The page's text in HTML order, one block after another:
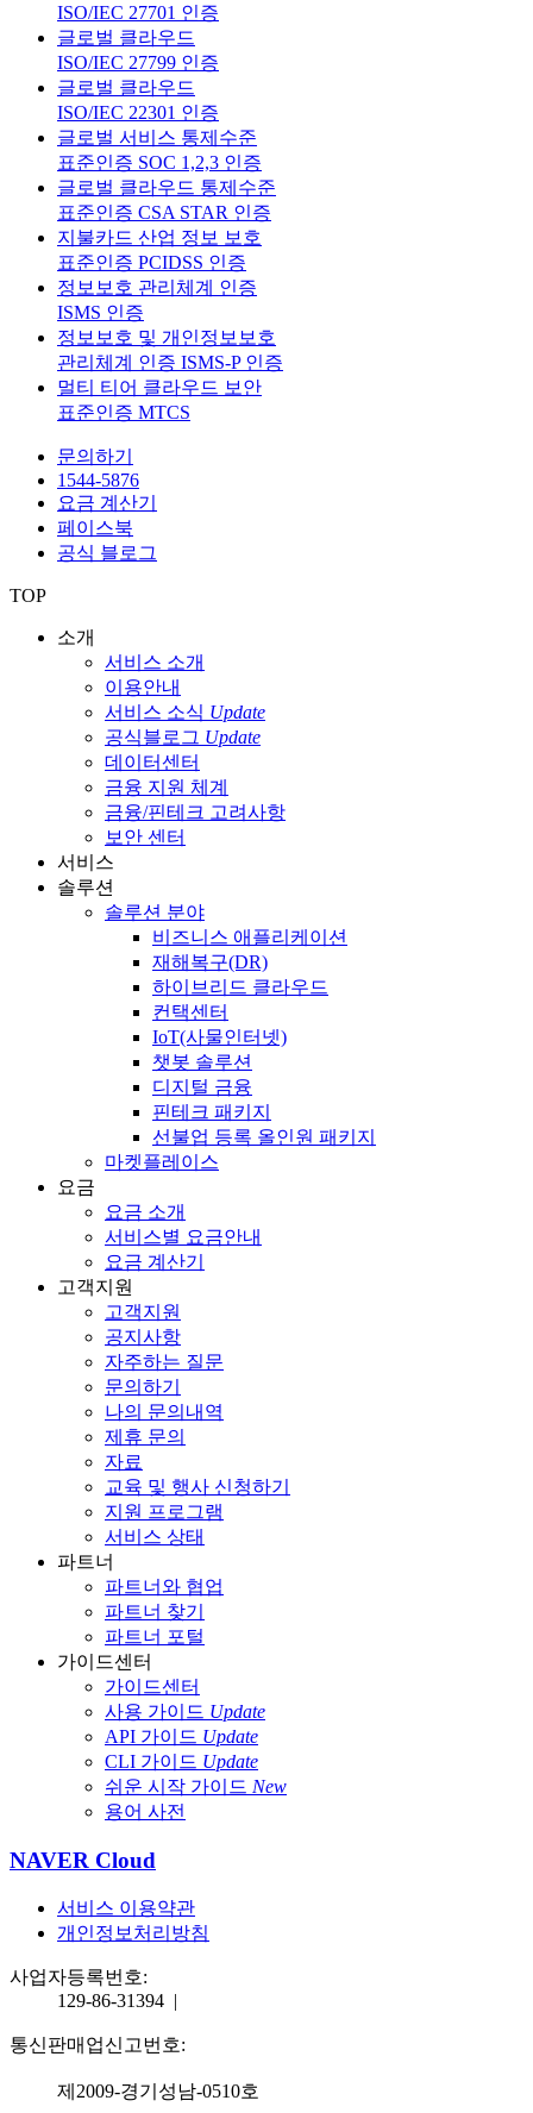
ISO/IEC 27701 인증
글로벌 클라우드
ISO/IEC 27799 인증
글로벌 클라우드
ISO/IEC 22301 인증
글로벌 서비스 통제수준
표준인증 SOC 1,2,3 인증
글로벌 클라우드 통제수준
표준인증 CSA STAR 인증
지불카드 산업 정보 보호
표준인증 PCIDSS 인증
정보보호 관리체계 인증
ISMS 인증
정보보호 및 개인정보보호
관리체계 인증 ISMS-P 인증
멀티 티어 클라우드 보안
표준인증 MTCS
문의하기
1544-5876
요금 계산기
페이스북
공식 블로그
TOP
소개
서비스 소개
이용안내
서비스 소식 Update
공식블로그 Update
데이터센터
금융 지원 체계
금융/핀테크 고려사항
보안 센터
서비스
솔루션
솔루션 분야
비즈니스 애플리케이션
재해복구(DR)
하이브리드 클라우드
컨택센터
IoT(사물인터넷)
챗봇 솔루션
디지털 금융
핀테크 패키지
선불업 등록 올인원 패키지
마켓플레이스
요금
요금 소개
서비스별 요금안내
요금 계산기
고객지원
고객지원
공지사항
자주하는 질문
문의하기
나의 문의내역
제휴 문의
자료
교육 및 행사 신청하기
지원 프로그램
서비스 상태
파트너
파트너와 협업
파트너 찾기
파트너 포털
가이드센터
가이드센터
사용 가이드 Update
API 가이드 Update
CLI 가이드 Update
쉬운 시작 가이드 New
용어 사전
NAVER Cloud
서비스 이용약관
개인정보처리방침
사업자등록번호:
129-86-31394 |
통신판매업신고번호:
제2009-경기성남-0510호